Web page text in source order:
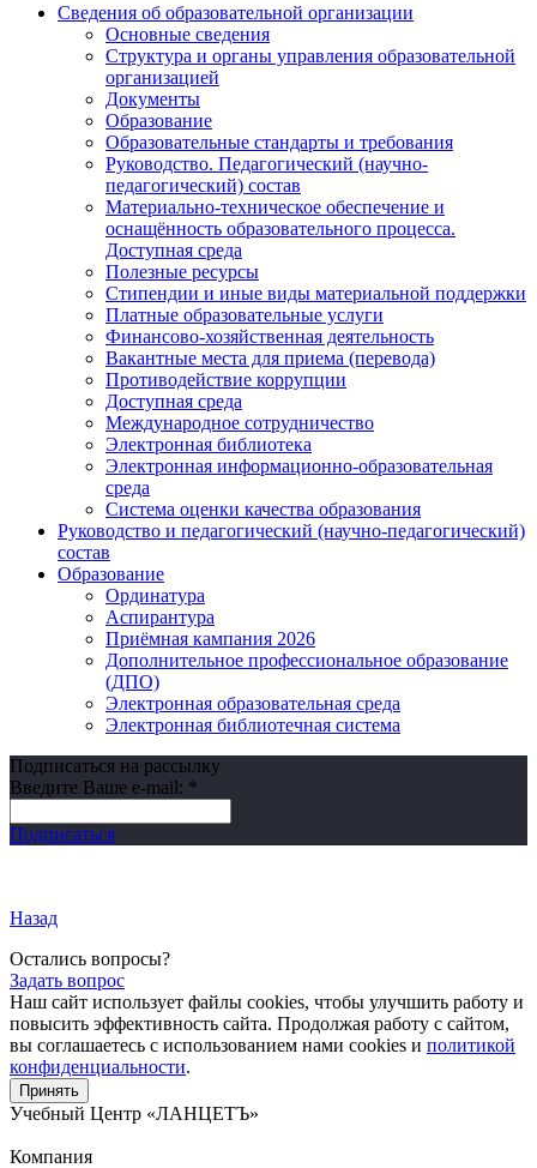
Сведения об образовательной организации
Основные сведения
Структура и органы управления образовательной
организацией
Документы
Образование
Образовательные стандарты и требования
Руководство. Педагогический (научно-
педагогический) состав
Материально-техническое обеспечение и
оснащённость образовательного процесса.
Доступная среда
Полезные ресурсы
Стипендии и иные виды материальной поддержки
Платные образовательные услуги
Финансово-хозяйственная деятельность
Вакантные места для приема (перевода)
Противодействие коррупции
Доступная среда
Международное сотрудничество
Электронная библиотека
Электронная информационно-образовательная
среда
Система оценки качества образования
Руководство и педагогический (научно-педагогический)
состав
Образование
Ординатура
Аспирантура
Приёмная кампания 2026
Дополнительное профессиональное образование
(ДПО)
Электронная образовательная среда
Электронная библиотечная система
Подписаться на рассылку
Введите Ваше e-mail: *
Подписаться
Назад
Остались вопросы?
Задать вопрос
Наш сайт использует файлы cookies, чтобы улучшить работу и
повысить эффективность сайта. Продолжая работу с сайтом,
вы соглашаетесь с использованием нами cookies и политикой
конфиденциальности.
Принять
Учебный Центр «ЛАНЦЕТЪ»
Компания